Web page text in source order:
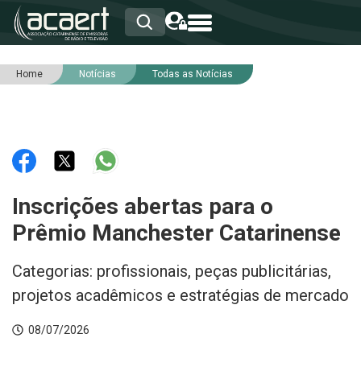
HOME
RNA
NOTÍCIAS
SERVIÇOS
INTEGRIDADE
Home Notícias Todas as Notícias
Inscrições abertas para o
Prêmio Manchester Catarinense
Categorias: profissionais, peças publicitárias,
projetos acadêmicos e estratégias de mercado
08/07/2026